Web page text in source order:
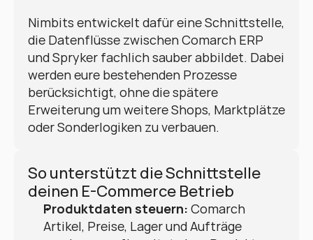
Nimbits entwickelt dafür eine Schnittstelle,
die Datenflüsse zwischen Comarch ERP
und Spryker fachlich sauber abbildet. Dabei
werden eure bestehenden Prozesse
berücksichtigt, ohne die spätere
Erweiterung um weitere Shops, Marktplätze
oder Sonderlogiken zu verbauen.
So unterstützt die Schnittstelle
deinen E-Commerce Betrieb
Produktdaten steuern: Comarch
Artikel, Preise, Lager und Aufträge